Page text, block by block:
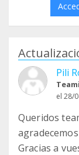
Pili
el 28/
Queridos
Gracias a